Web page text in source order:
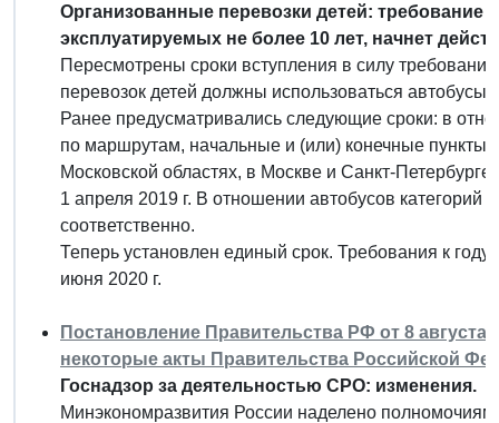
Организованные перевозки детей: требование
эксплуатируемых не более 10 лет, начнет
Пересмотрены сроки вступления в силу
перевозок детей должны использоваться
Ранее предусматривались следующие сроки: в
по маршрутам, начальные и (или) конечные пункты
Московской областях, в Москве и Санкт-
1 апреля 2019 г. В отношении автобусов категорий
соответственно.
Теперь установлен единый срок. Требования к
июня 2020 г.
Постановление Правительства РФ от 8 августа
некоторые акты Правительства Российской
Госнадзор за деятельностью СРО: изменения.
Минэкономразвития России наделено